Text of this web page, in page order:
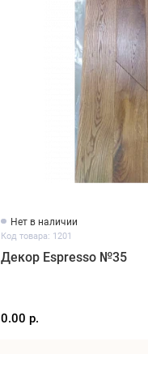
Нет в наличии
Код товара: 1201
Декор Espresso №35
0.00 р.